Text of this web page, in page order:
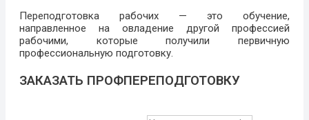
Переподготовка рабочих — это обучение,
направленное на овладение другой профессией
рабочими, которые получили первичную
профессиональную подготовку.
ЗАКАЗАТЬ ПРОФПЕРЕПОДГОТОВКУ